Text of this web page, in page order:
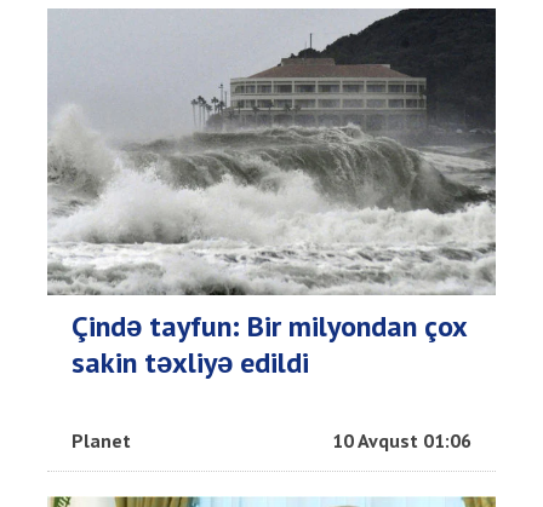
Çində tayfun: Bir milyondan çox
sakin təxliyə edildi
Planet 10 Avqust 01:06